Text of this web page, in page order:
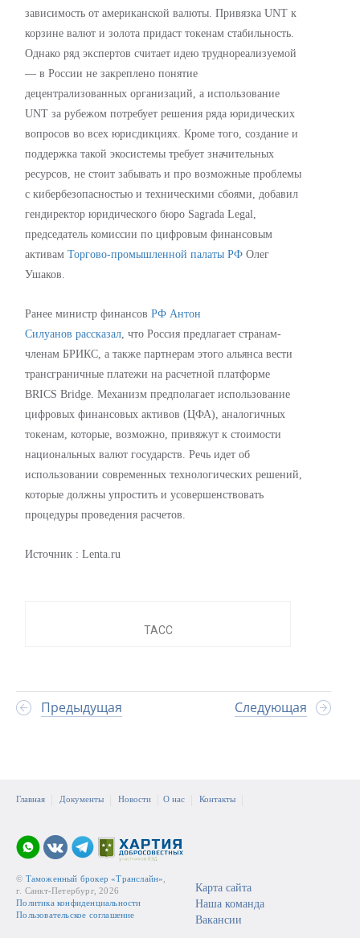
зависимость от американской валюты. Привязка UNT к
корзине валют и золота придаст токенам стабильность.
Однако ряд экспертов считает идею труднореализуемой
— в России не закреплено понятие
децентрализованных организаций, а использование
UNT за рубежом потребует решения ряда юридических
вопросов во всех юрисдикциях. Кроме того, создание и
поддержка такой экосистемы требует значительных
ресурсов, не стоит забывать и про возможные проблемы
с кибербезопасностью и техническими сбоями, добавил
гендиректор юридического бюро Sagrada Legal,
председатель комиссии по цифровым финансовым
активамТоргово-промышленной палаты РФ Олег
Ушаков.
Ранее министр финансовРФ Антон
Силуанов рассказал, что Россия предлагает странам-
членам БРИКС, а также партнерам этого альянса вести
трансграничные платежи на расчетной платформе
BRICS Bridge. Механизм предполагает использование
цифровых финансовых активов (ЦФА), аналогичных
токенам, которые, возможно, привяжут к стоимости
национальных валют государств. Речь идет об
использовании современных технологических решений,
которые должны упростить и усовершенствовать
процедуры проведения расчетов.
Источник : Lenta.ru
ТАСС
Предыдущая Следующая
Главная Документы Новости О нас Контакты
© Таможенный брокер «Транслайн»
г. Санкт-Петербург, 2026
Политика конфиденциальности
Пользовательское соглашение
Карта сайта
Наша команда
Вакансии